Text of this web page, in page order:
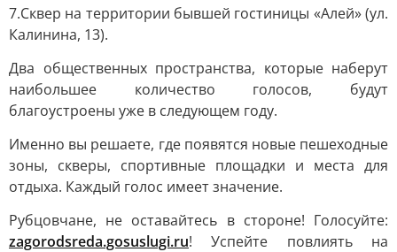
7.Сквер на территории бывшей гостиницы «Алей» (ул.
Калинина, 13).
Два общественных пространства, которые наберут
наибольшее количество голосов, будут
благоустроены уже в следующем году.
Именно вы решаете, где появятся новые пешеходные
зоны, скверы, спортивные площадки и места для
отдыха. Каждый голос имеет значение.
Рубцовчане, не оставайтесь в стороне! Голосуйте:
zagorodsreda.gosuslugi.ru! Успейте повлиять на